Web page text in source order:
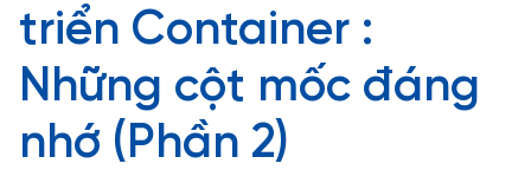
triển Container :
Những cột mốc đáng
nhớ (Phần 2)